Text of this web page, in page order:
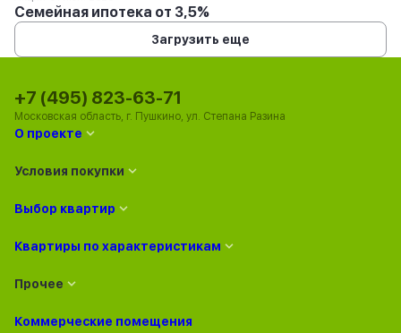
Семейная ипотека от 3,5%
Загрузить еще
О проекте
Условия покупки
Выбор квартир
Квартиры по характеристикам
Прочее
Коммерческие помещения
+7 (495) 823-63-71
Московская область, г. Пушкино, ул. Степана Разина